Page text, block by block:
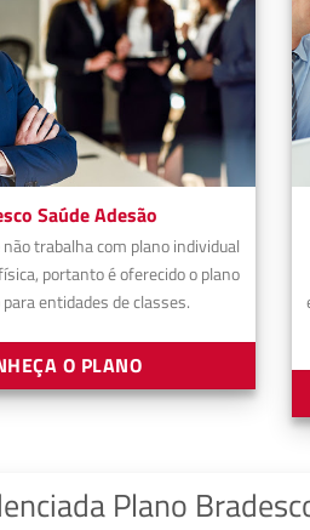
Saúde Adesão
trabalha com plano individual
portanto é oferecido o plano
entidades de classes.
O PLANO
Plano